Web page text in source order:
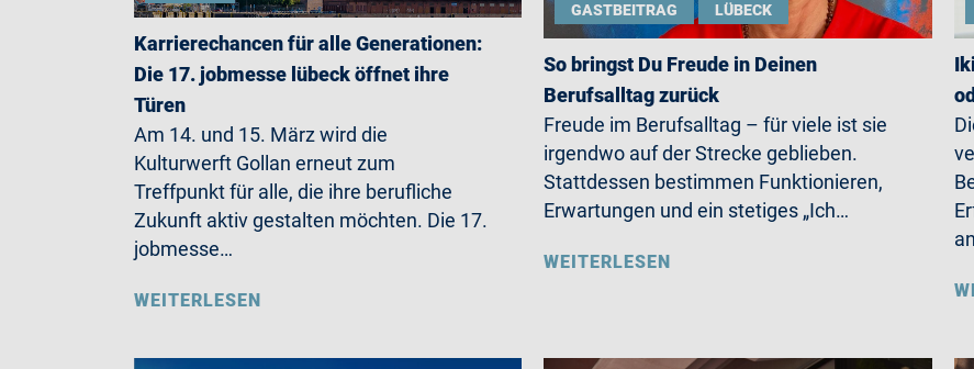
Karrierechancen für alle Generationen:
Die 17. jobmesse lübeck öffnet ihre
Türen
Am 14. und 15. März wird die
Kulturwerft Gollan erneut zum
Treffpunkt für alle, die ihre berufliche
Zukunft aktiv gestalten möchten. Die 17.
jobmesse…
WEITERLESEN
GASTBEITRAG LÜBECK
So bringst Du Freude in Deinen
Berufsalltag zurück
Freude im Berufsalltag – für viele ist sie
irgendwo auf der Strecke geblieben.
Stattdessen bestimmen Funktionieren,
Erwartungen und ein stetiges „Ich…
WEITERLESEN